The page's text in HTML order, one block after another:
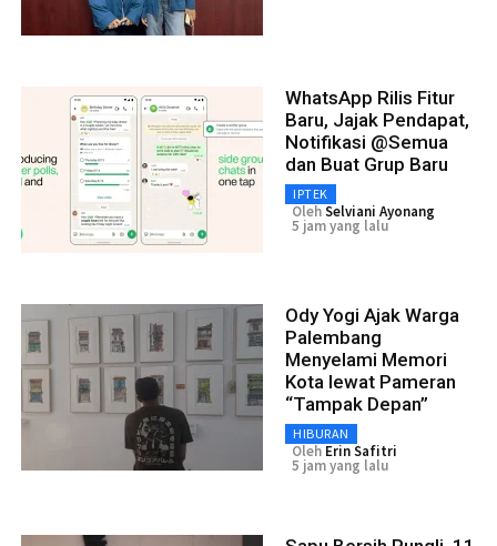
WhatsApp Rilis Fitur
Baru, Jajak Pendapat,
Notifikasi @Semua
dan Buat Grup Baru
IPTEK
OlehSelviani Ayonang
5 jam yang lalu
Ody Yogi Ajak Warga
Palembang
Menyelami Memori
Kota lewat Pameran
“Tampak Depan”
HIBURAN
Oleh Erin Safitri
5 jam yang lalu